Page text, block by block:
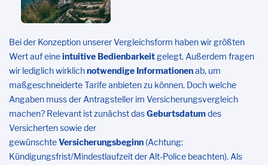
Bei der Konzeption unserer Vergleichsform haben wir größten
Wert auf eineintuitive Bedienbarkeitgelegt. Außerdem fragen
wir lediglich wirklichnotwendige Informationenab, um
maßgeschneiderte Tarife anbieten zu können. Doch welche
Angaben muss der Antragsteller im Versicherungsvergleich
machen? Relevant ist zunächst dasGeburtsdatumdes
Versicherten sowie der
gewünschteVersicherungsbeginn (Achtung:
Kündigungsfrist/Mindestlaufzeit der Alt-Police beachten). Als